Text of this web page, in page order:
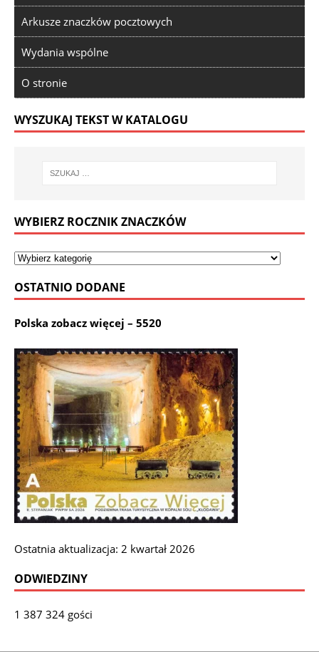
Arkusze znaczków pocztowych
Wydania wspólne
O stronie
WYSZUKAJ TEKST W KATALOGU
WYBIERZ ROCZNIK ZNACZKÓW
OSTATNIO DODANE
Polska zobacz więcej – 5520
Ostatnia aktualizacja: 2 kwartał 2026
ODWIEDZINY
1 387 324 gości